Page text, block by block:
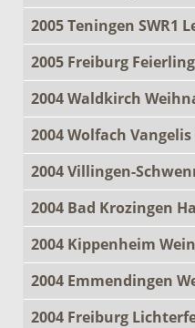
2005 Teningen SWR1
2005 Freiburg Feierling
2004 Waldkirch
2004 Wolfach Vangelis
2004 Villingen-
2004 Bad Krozingen
2004 Kippenheim
2004 Emmendingen
2004 Freiburg